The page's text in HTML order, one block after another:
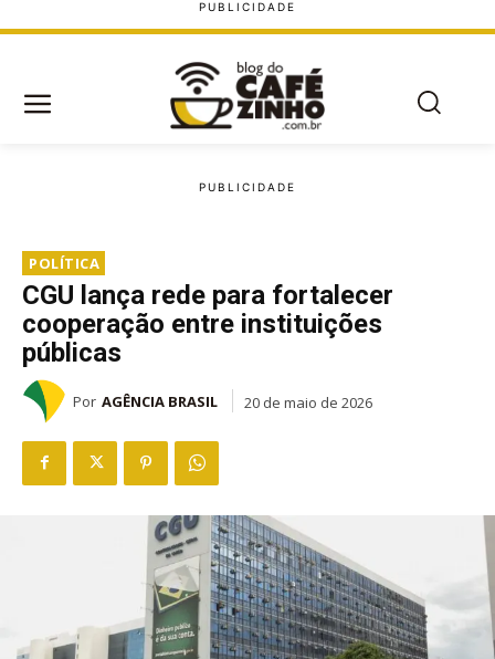
POLÍTICA
CGU lança rede para fortalecer
cooperação entre instituições
públicas
Por AGÊNCIA BRASIL 20 de maio de 2026